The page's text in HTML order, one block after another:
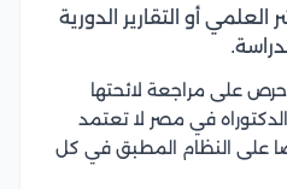
أو التقارير الدورية
على مراجعة لائحتها
الدكتوراه في مصر لا تعتمد
على النظام المطبق في كل